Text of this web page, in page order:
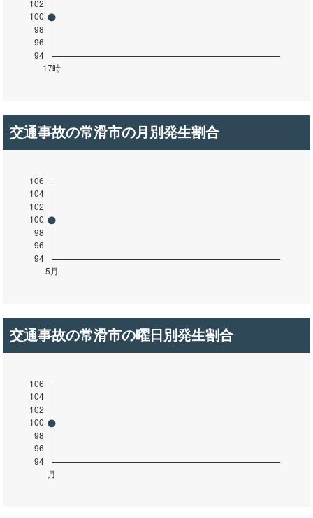
交通事故の常滑市の月別発生割合
交通事故の常滑市の曜日別発生割合